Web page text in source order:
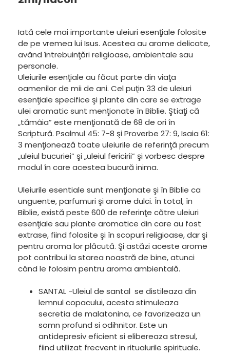
Iată cele mai importante uleiuri esenţiale folosite
de pe vremea lui Isus. Acestea au arome delicate,
având întrebuinţări religioase, ambientale sau
personale.
Uleiurile esenţiale au făcut parte din viaţa
oamenilor de mii de ani. Cel puţin 33 de uleiuri
esenţiale specifice şi plante din care se extrage
ulei aromatic sunt menţionate în Biblie. Ştiaţi că
„tămâia” este menţionată de 68 de ori în
Scriptură. Psalmul 45: 7-8 şi Proverbe 27: 9, Isaia 61:
3 menţionează toate uleiurile de referinţă precum
„uleiul bucuriei” şi „uleiul fericirii” şi vorbesc despre
modul în care acestea bucură inima.
Uleiurile esentiale sunt menţionate şi în Biblie ca
unguente, parfumuri şi arome dulci. În total, în
Biblie, există peste 600 de referinţe către uleiuri
esenţiale sau plante aromatice din care au fost
extrase, fiind folosite şi în scopuri religioase, dar şi
pentru aroma lor plăcută. Şi astăzi aceste arome
pot contribui la starea noastră de bine, atunci
când le folosim pentru aroma ambientală.
SANTAL -Uleiul de santal se distileaza din
lemnul copacului, acesta stimuleaza
secretia de malatonina, ce favorizeaza un
somn profund si odihnitor. Este un
antidepresiv eficient si elibereaza stresul,
fiind utilizat frecvent in ritualurile spirituale.